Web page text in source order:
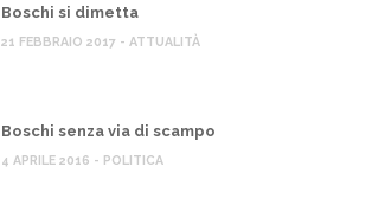
Boschi si dimetta
21 FEBBRAIO 2017 - ATTUALITÀ
Boschi senza via di scampo
4 APRILE 2016 - POLITICA